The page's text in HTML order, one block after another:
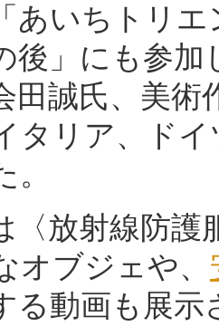
いちトリエ
後」にも参
田誠氏、美術
タリア、ド
〈放射線防護
オブジェや、
る動画も展示